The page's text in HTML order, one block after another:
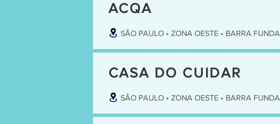
ACQA
SÃO PAULO • ZONA OESTE • BARRA FUNDA
CASA DO CUIDAR
SÃO PAULO • ZONA OESTE • BARRA FUNDA